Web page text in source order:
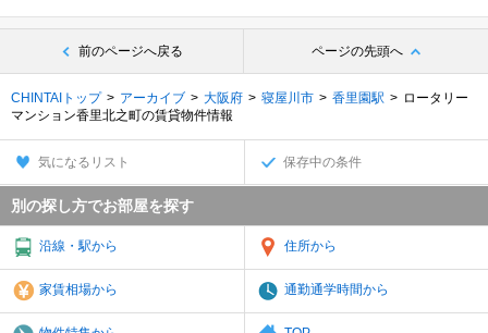
前のページへ戻る ページの先頭へ
CHINTAIトップ アーカイブ 大阪府 寝屋川市 香里園駅
ロータリー
マンション香里北之町の賃貸物件情報
気になるリスト 保存中の条件
別の探し方でお部屋を探す
沿線・駅から 住所から
家賃相場から 通勤通学時間から